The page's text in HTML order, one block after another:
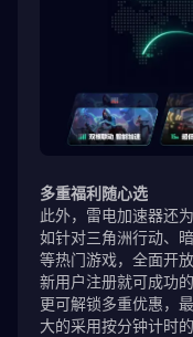
多重福利随心选
此外，雷电加速器还
如针对三角洲行动、
等热门游戏，全面开
新用户注册就可成功
更可解锁多重优惠，
大的采用按分钟计时